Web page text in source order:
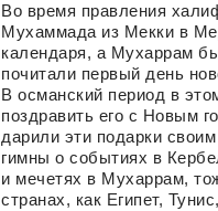
Во время правления
Мухаммада из Мекки в
календаря, а Мухаррам
почитали первый день
В османский период в
поздравить его с Новым
дарили эти подарки
гимны о событиях в
и мечетях в Мухаррам,
странах, как Египет,